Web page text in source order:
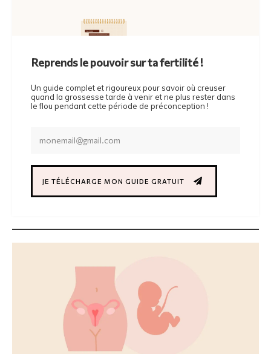
Reprends le pouvoir sur ta fertilité !
Un guide complet et rigoureux pour savoir où creuser
quand la grossesse tarde à venir et ne plus rester dans
le flou pendant cette période de préconception !
JE TÉLÉCHARGE MON GUIDE GRATUIT